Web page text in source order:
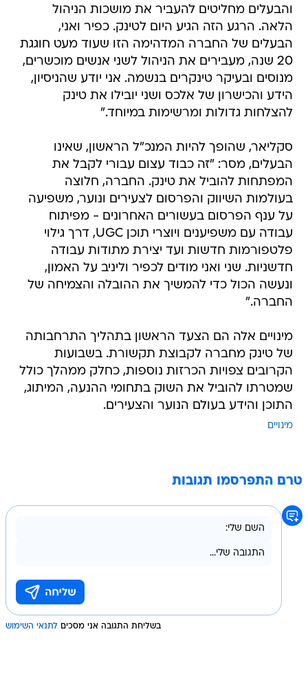
והבעלים מחליטים להעביר את מושכות הניהול
הלאה. הרגע הזה הגיע היום לטינק. כפיר ואני,
הבעלים של החברה המדהימה הזו שעוד מעט חוגגת
20 שנה, מעבירים את הניהול לשני אנשים מוכשרים,
מנוסים ובעיקר טינקרים בנשמה. אני יודע שהניסיון,
הידע והכישרון של אלכס ושני יובילו את טינק
להצלחות גדולות ומרשימות במיוחד."
סקליאר, שהופך להיות המנכ"ל הראשון, שאינו
הבעלים, מסר: "זה כבוד עצום עבורי לקבל את
המפתחות להוביל את טינק. החברה, חלוצה
בעולמות השיווק והפרסום לצעירים ונוער, משפיעה
על ענף הפרסום בעשורים האחרונים - מפיתוח
עבודה עם משפיענים ויוצרי תוכן UGC, דרך גילוי
פלטפורמות חדשות ועד יצירת מתודות עבודה
חדשניות. שני ואני מודים לכפיר וליניב על האמון,
ונעשה הכול כדי להמשיך את ההובלה והצמיחה של
החברה."
מינויים אלה הם הצעד הראשון בתהליך התרחבותה
של טינק מחברה לקבוצת תקשורת. בשבועות
הקרובים צפויות הכרזות נוספות, כחלק ממהלך כולל
שמטרתו להוביל את השוק בתחומי ההנעה, המיתוג,
התוכן והידע בעולם הנוער והצעירים.
מינויים
טרם התפרסמו תגובות
בשליחת התגובה אני מסכים לתנאי השימוש